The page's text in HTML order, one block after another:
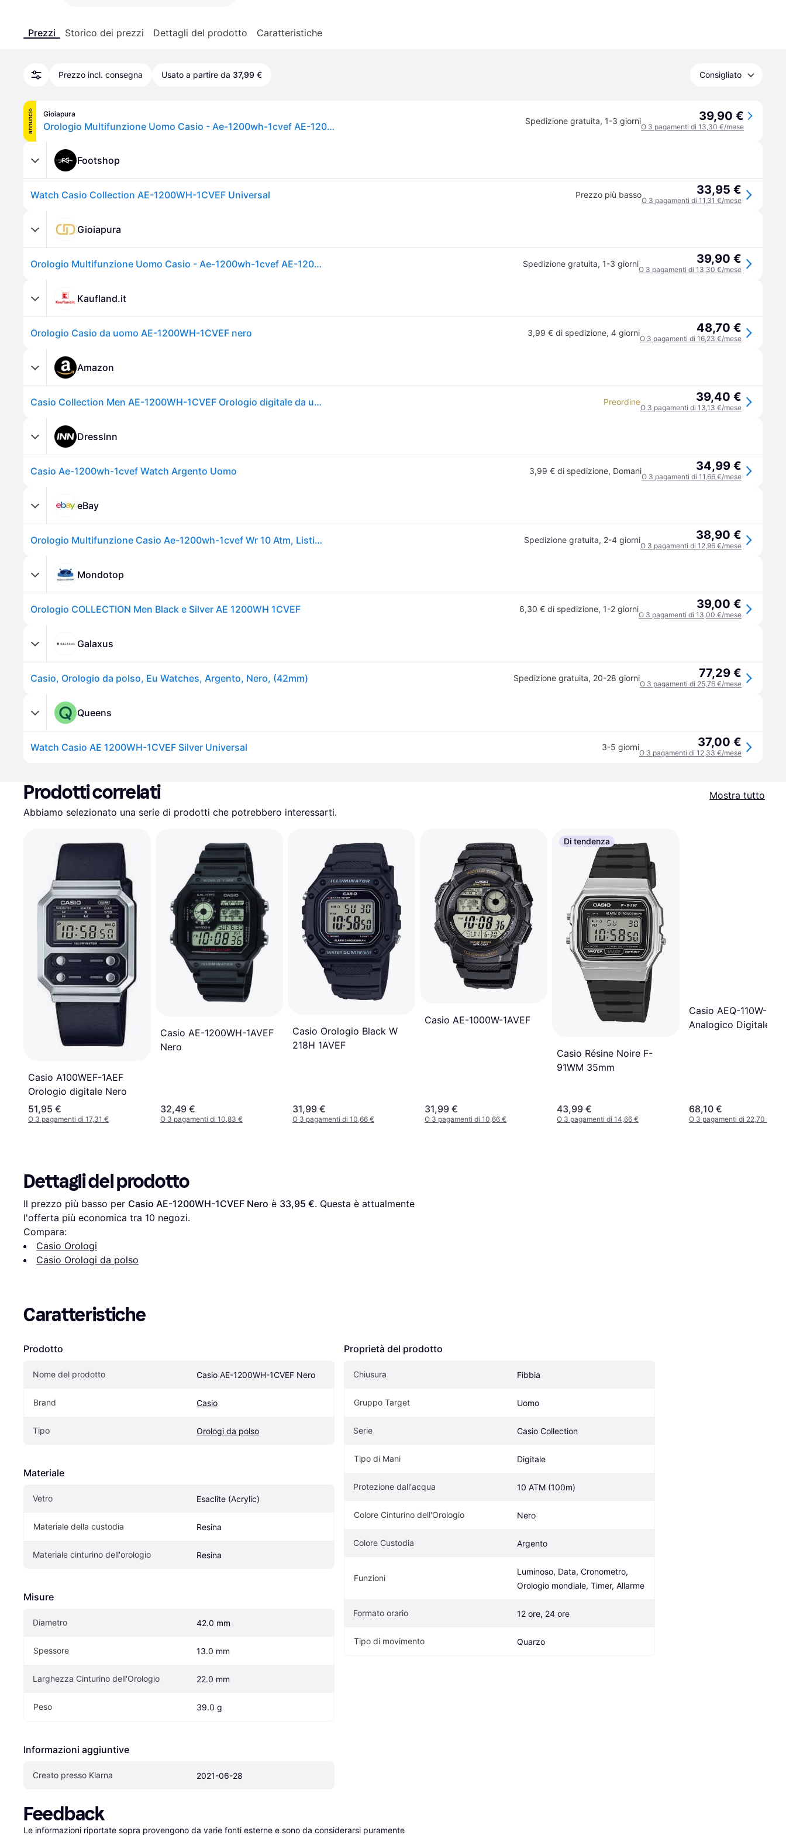
Prezzi Storico dei prezzi Dettagli del prodotto Caratteristiche
Prezzo incl. consegna Usato a partire da 37,99 € Consigliato
annuncio Gioiapura
Orologio Multifunzione Uomo Casio - Ae-1200wh-1cvef AE-1200WH-1CVEF Spedizione gratuita, 1-3 giorni 39,90 €
O 3 pagamenti di 13,30 €/mese
Footshop
Watch Casio Collection AE-1200WH-1CVEF Universal Prezzo più basso 33,95 €
O 3 pagamenti di 11,31 €/mese
Gioiapura
Orologio Multifunzione Uomo Casio - Ae-1200wh-1cvef AE-1200WH-1CVEF Spedizione gratuita, 1-3 giorni 39,90 €
O 3 pagamenti di 13,30 €/mese
Kaufland.it
Orologio Casio da uomo AE-1200WH-1CVEF nero 3,99 € di spedizione, 4 giorni 48,70 €
O 3 pagamenti di 16,23 €/mese
Amazon
Casio Collection Men AE-1200WH-1CVEF Orologio digitale da uomo Preordine 39,40 €
O 3 pagamenti di 13,13 €/mese
DressInn
Casio Ae-1200wh-1cvef Watch Argento Uomo 3,99 € di spedizione, Domani 34,99 €
O 3 pagamenti di 11,66 €/mese
eBay
Orologio Multifunzione Casio Ae-1200wh-1cvef Wr 10 Atm, Listino 39,90eu Spedizione gratuita, 2-4 giorni 38,90 €
O 3 pagamenti di 12,96 €/mese
Mondotop
Orologio COLLECTION Men Black e Silver AE 1200WH 1CVEF 6,30 € di spedizione, 1-2 giorni 39,00 €
O 3 pagamenti di 13,00 €/mese
Galaxus
Casio, Orologio da polso, Eu Watches, Argento, Nero, (42mm) Spedizione gratuita, 20-28 giorni 77,29 €
O 3 pagamenti di 25,76 €/mese
Queens
Watch Casio AE 1200WH-1CVEF Silver Universal 3-5 giorni 37,00 €
O 3 pagamenti di 12,33 €/mese
Prodotti correlati
Mostra tutto
Abbiamo selezionato una serie di prodotti che potrebbero interessarti.
Casio A100WEF-1AEF
Orologio digitale Nero
51,95 €
O 3 pagamenti di 17,31 €
Casio AE-1200WH-1AVEF
Nero
32,49 €
O 3 pagamenti di 10,83 €
Casio Orologio Black W
218H 1AVEF
31,99 €
O 3 pagamenti di 10,66 €
Casio AE-1000W-1AVEF
31,99 €
O 3 pagamenti di 10,66 €
Di tendenza
Casio Résine Noire F-
91WM 35mm
43,99 €
O 3 pagamenti di 14,66 €
Casio AEQ-110W-
Analogico Digitale
68,10 €
O 3 pagamenti di 22,70 €
Dettagli del prodotto
Il prezzo più basso per Casio AE-1200WH-1CVEF Nero è 33,95 €. Questa è attualmente
l'offerta più economica tra 10 negozi.
Compara:
Casio Orologi
Casio Orologi da polso
Caratteristiche
Prodotto
Nome del prodotto Casio AE-1200WH-1CVEF Nero
Brand Casio
Tipo Orologi da polso
Materiale
Vetro Esaclite (Acrylic)
Materiale della custodia Resina
Materiale cinturino dell'orologio Resina
Misure
Diametro 42.0 mm
Spessore 13.0 mm
Larghezza Cinturino dell'Orologio 22.0 mm
Peso 39.0 g
Informazioni aggiuntive
Creato presso Klarna 2021-06-28
Proprietà del prodotto
Chiusura Fibbia
Gruppo Target Uomo
Serie Casio Collection
Tipo di Mani Digitale
Protezione dall'acqua 10 ATM (100m)
Colore Cinturino dell'Orologio Nero
Colore Custodia Argento
Funzioni
Luminoso, Data, Cronometro,
Orologio mondiale, Timer, Allarme
Formato orario 12 ore, 24 ore
Tipo di movimento Quarzo
Feedback
Le informazioni riportate sopra provengono da varie fonti esterne e sono da considerarsi puramente